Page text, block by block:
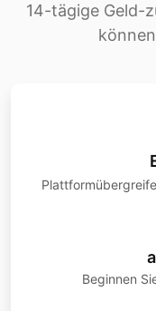
14-tägige Geld-
Beginnen